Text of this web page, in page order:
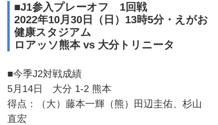
■J1参入プレーオフ 1回戦
2022年10月30日（日）13時5分・えがお
健康スタジアム
ロアッソ熊本 vs 大分トリニータ
■今季J2対戦成績
5月14日 大分 1-2 熊本
得点：（大）藤本一輝（熊）田辺圭佑、杉山
直宏